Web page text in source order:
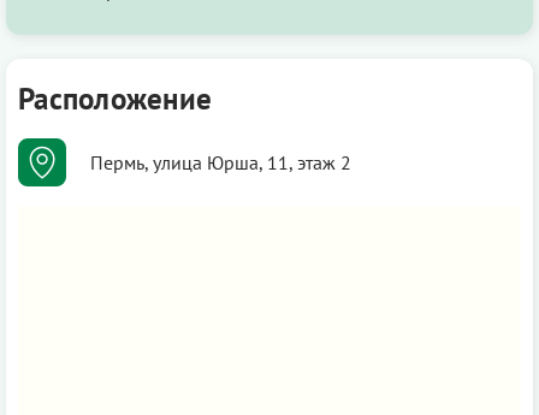
Расположение
Пермь, улица Юрша, 11, этаж 2